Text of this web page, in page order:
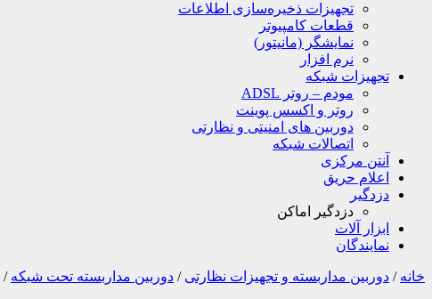
تجهیزات ذخیره‌سازی اطلاعات
قطعات کامپیوتر
نمایشگر (مانیتور)
نرم افزار
تجهیزات شبکه
مودم – روتر ADSL
روتر و اکسس پوینت
دوربین های امنیتی و نظارتی
اتصالات شبکه
آنتن مرکزی
اعلام حریق
دزدگیر
دزدگیر اماکن
ابزار آلات
نمایندگان
خانه / دوربین مداربسته و تجهیزات نظارتی / دوربین مداربسته تحت شبکه /